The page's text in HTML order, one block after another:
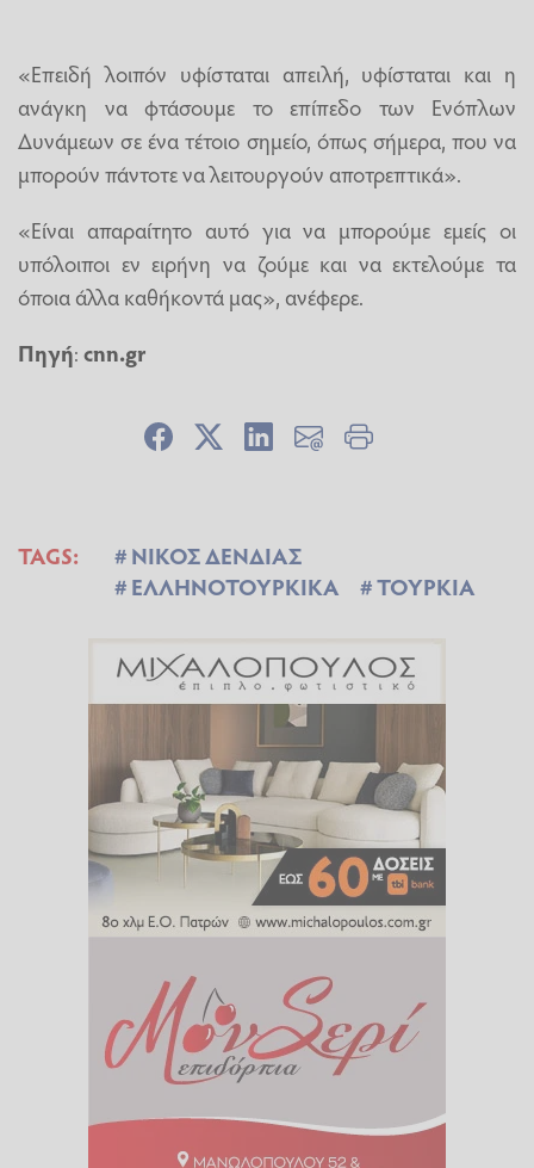
«Επειδή λοιπόν υφίσταται απειλή, υφίσταται και η
ανάγκη να φτάσουμε το επίπεδο των Ενόπλων
Δυνάμεων σε ένα τέτοιο σημείο, όπως σήμερα, που να
μπορούν πάντοτε να λειτουργούν αποτρεπτικά».
«Είναι απαραίτητο αυτό για να μπορούμε εμείς οι
υπόλοιποι εν ειρήνη να ζούμε και να εκτελούμε τα
όποια άλλα καθήκοντά μας», ανέφερε.
Πηγή:cnn.gr
TAGS:
ΝΙΚΟΣ ΔΕΝΔΙΑΣ
ΕΛΛΗΝΟΤΟΥΡΚΙΚΑ
ΤΟΥΡΚΙΑ